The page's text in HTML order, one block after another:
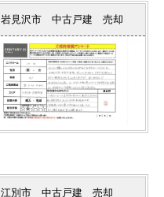
岩見沢市 中古戸建 売却
江別市 中古戸建 売却